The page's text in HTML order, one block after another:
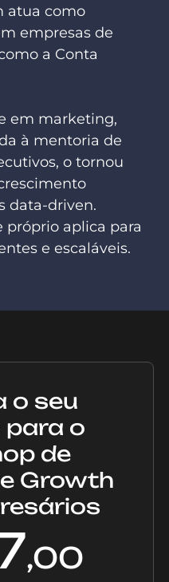
atua como
empresas de
a Conta
em marketing,
à mentoria de
o tornou
data-driven.
próprio aplica para
e escaláveis.
o seu
para o
de
Growth
,00